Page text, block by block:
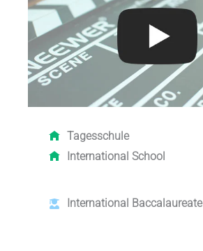
Tagesschule
International School
International Baccalaureate